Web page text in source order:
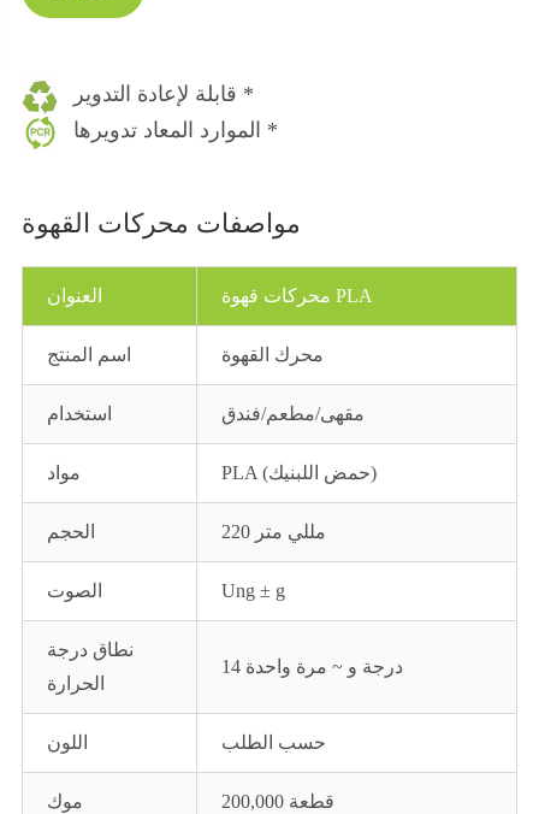
قابلة لإعادة التدوير *
الموارد المعاد تدويرها *
مواصفات محركات القهوة
العنوان محركات قهوة PLA
اسم المنتج محرك القهوة
استخدام مقهى/مطعم/فندق
مواد PLA (حمض اللبنيك)
الحجم 220 مللي متر
الصوت Ung ± g
نطاق درجة
الحرارة
14 درجة و ~ مرة واحدة
اللون حسب الطلب
موك 200,000 قطعة